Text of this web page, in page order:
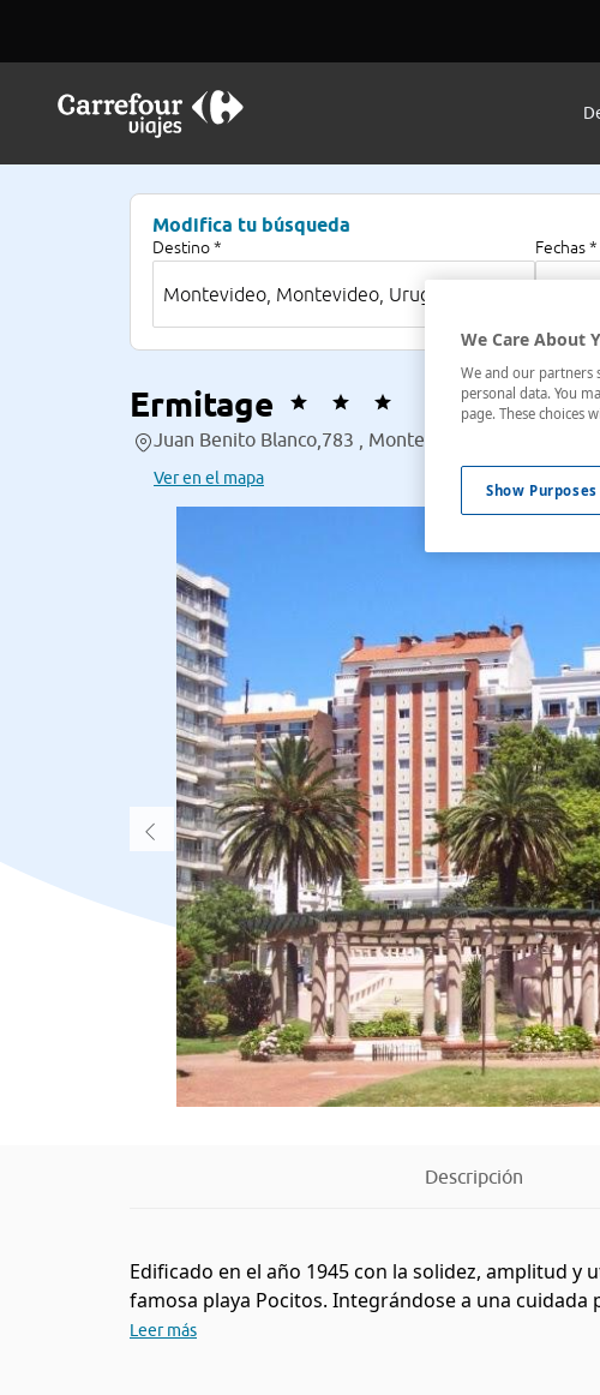
Modifica tu búsqueda
Destino * Fechas *
Ermitage
Juan Benito Blanco,783 , Montevideo, Uruguay
Ver en el mapa
Descripción
Edificado en el año 1945 con la solidez, amplitud y
famosa playa Pocitos. Integrándose a una
Leer más
We Care About
We and our partners
personal data. You
page. These choices
Show Purposes